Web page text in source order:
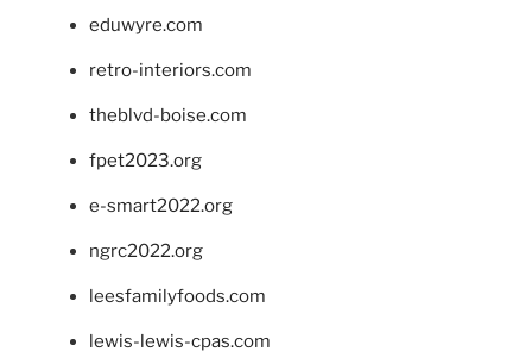
eduwyre.com
retro-interiors.com
theblvd-boise.com
fpet2023.org
e-smart2022.org
ngrc2022.org
leesfamilyfoods.com
lewis-lewis-cpas.com